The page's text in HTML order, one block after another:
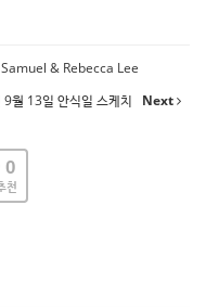
& Rebecca Lee
월 13일 안식일 스케치
Next
0
천